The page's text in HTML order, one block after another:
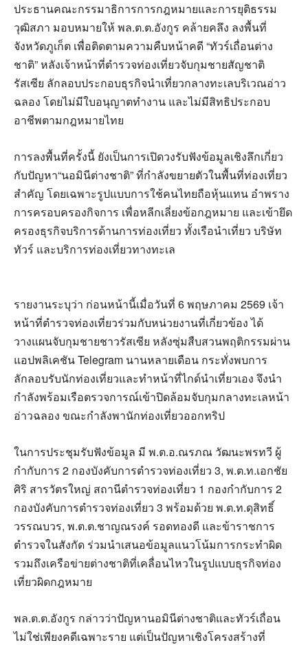
ประธานคณะกรรมาธิการการกฎหมายและการยุติธรรม
วุฒิสภา มอบหมายให้ พล.ต.ต.อังกูร คล้ายคลึง ลงพื้นที่
จังหวัดภูเก็ต เพื่อติดตามความคืบหน้าคดี “ทัวร์เถื่อนต่าง
ชาติ” หลังเจ้าหน้าที่ตำรวจท่องเที่ยวจับกุมชายสัญชาติ
รัสเซีย ลักลอบประกอบธุรกิจนำเที่ยวกลางทะเลบริเวณอ่าว
ฉลอง โดยไม่มีใบอนุญาตทำงาน และไม่มีสิทธิประกอบ
อาชีพตามกฎหมายไทย
การลงพื้นที่ครั้งนี้ ยังเป็นการเปิดวงรับฟังข้อมูลเชิงลึกเกี่ยว
กับปัญหา“นอมินีต่างชาติ” ที่กำลังขยายตัวในพื้นที่ท่องเที่ยว
สำคัญ โดยเฉพาะรูปแบบการใช้คนไทยถือหุ้นแทน อำพราง
การครอบครองกิจการ เพื่อหลีกเลี่ยงข้อกฎหมาย และเข้ายึด
ครองธุรกิจบริการด้านการท่องเที่ยว ทั้งเรือนำเที่ยว บริษัท
ทัวร์ และบริการท่องเที่ยวทางทะเล
รายงานระบุว่า ก่อนหน้านี้เมื่อวันที่ 6 พฤษภาคม 2569 เจ้า
หน้าที่ตำรวจท่องเที่ยวร่วมกับหน่วยงานที่เกี่ยวข้อง ได้
วางแผนจับกุมชายชาวรัสเซีย หลังซุ่มสืบสวนพฤติกรรมผ่าน
แอปพลิเคชัน Telegram นานหลายเดือน กระทั่งพบการ
ลักลอบรับนักท่องเที่ยวและทำหน้าที่ไกด์นำเที่ยวเอง จึงนำ
กำลังพร้อมเรือตรวจการณ์เข้าปิดล้อมจับกุมกลางทะเลหน้า
อ่าวฉลอง ขณะกำลังพานักท่องเที่ยวออกทริป
ในการประชุมรับฟังข้อมูล มี พ.ต.อ.ณรภณ วัฒนะพรทวี ผู้
กำกับการ 2 กองบังคับการตำรวจท่องเที่ยว 3, พ.ต.ท.เอกชัย
ศิริ สารวัตรใหญ่ สถานีตำรวจท่องเที่ยว 1 กองกำกับการ 2
กองบังคับการตำรวจท่องเที่ยว 3 พร้อมด้วย พ.ต.ท.ดุสิทธิ์
วรรณบวร, พ.ต.ต.ชาญณรงค์ รอดทองดี และข้าราชการ
ตำรวจในสังกัด ร่วมนำเสนอข้อมูลแนวโน้มการกระทำผิด
รวมถึงเครือข่ายต่างชาติที่เคลื่อนไหวในรูปแบบธุรกิจท่อง
เที่ยวผิดกฎหมาย
พล.ต.ต.อังกูร กล่าวว่าปัญหานอมินีต่างชาติและทัวร์เถื่อน
ไม่ใช่เพียงคดีเฉพาะราย แต่เป็นปัญหาเชิงโครงสร้างที่